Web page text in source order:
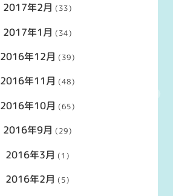
2017年2月 (33)
2017年1月 (34)
2016年12月 (39)
2016年11月 (48)
2016年10月 (65)
2016年9月 (29)
2016年3月 (1)
2016年2月 (5)